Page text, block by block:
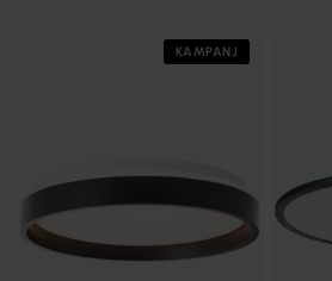
KAMPANJ